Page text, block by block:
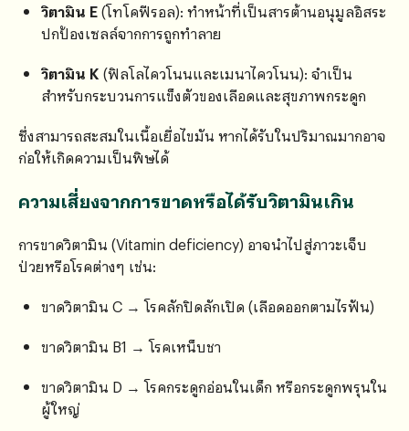
วิตามิน E(โทโคฟีรอล): ทำหน้าที่เป็นสารต้านอนุมูลอิสระ
ปกป้องเซลล์จากการถูกทำลาย
วิตามิน K (ฟิลโลไควโนนและเมนาไควโนน): จำเป็น
สำหรับกระบวนการแข็งตัวของเลือดและสุขภาพกระดูก
ซึ่งสามารถสะสมในเนื้อเยื่อไขมัน หากได้รับในปริมาณมากอาจ
ก่อให้เกิดความเป็นพิษได้
ความเสี่ยงจากการขาดหรือได้รับวิตามินเกิน
การขาดวิตามิน (Vitamin deficiency) อาจนำไปสู่ภาวะเจ็บ
ป่วยหรือโรคต่างๆ เช่น:
ขาดวิตามิน C → โรคลักปิดลักเปิด (เลือดออกตามไรฟัน)
ขาดวิตามิน B1 → โรคเหน็บชา
ขาดวิตามิน D → โรคกระดูกอ่อนในเด็ก หรือกระดูกพรุนใน
ผู้ใหญ่